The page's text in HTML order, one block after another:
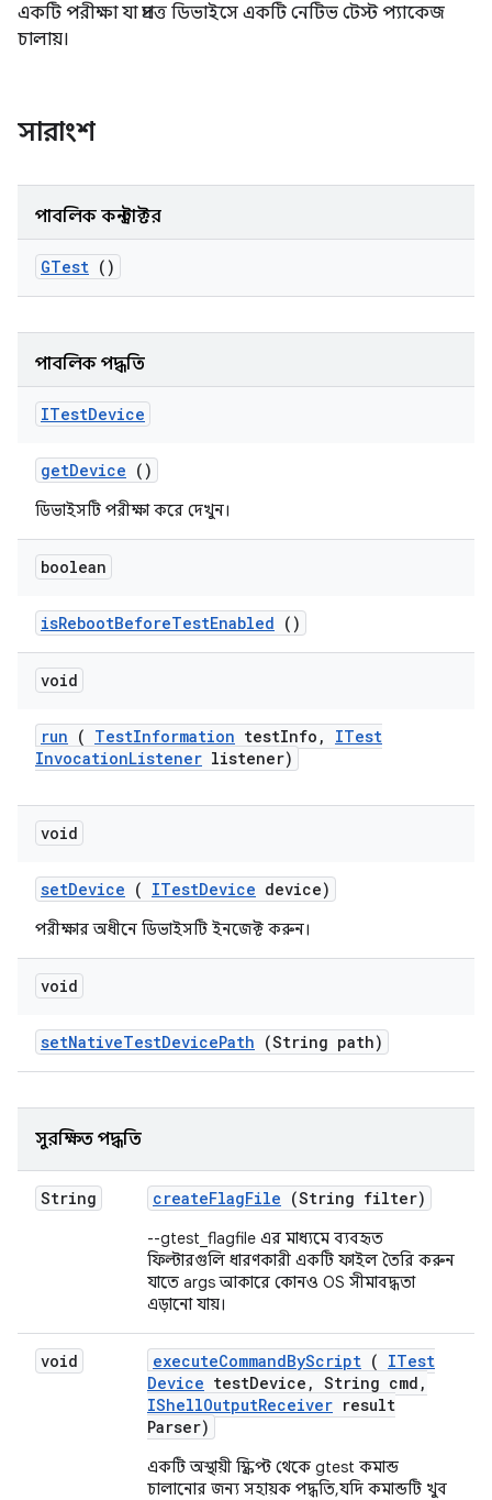
একটি পরীক্ষা যা প্রদত্ত ডিভাইসে একটি নেটিভ টেস্ট প্যাকেজ
চালায়।
সারাংশ
পাবলিক কনস্ট্রাক্টর
GTest ()
পাবলিক পদ্ধতি
ITestDevice
getDevice ()
ডিভাইসটি পরীক্ষা করে দেখুন।
boolean
isRebootBeforeTestEnabled ()
void
run ( TestInformation testInfo ,
ITest
InvocationListener listener)
void
setDevice ( ITestDevice device)
পরীক্ষার অধীনে ডিভাইসটি ইনজেক্ট করুন।
void
setNativeTestDevicePath (String path)
সুরক্ষিত পদ্ধতি
String createFlagFile (String filter)
--gtest_flagfile এর মাধ্যমে ব্যবহৃত
ফিল্টারগুলি ধারণকারী একটি ফাইল তৈরি করুন
যাতে args আকারে কোনও OS সীমাবদ্ধতা
এড়ানো যায়।
void executeCommandByScript ( ITest
Device testDevice , String cmd ,
IShellOutputReceiver result
Parser)
একটি অস্থায়ী স্ক্রিপ্ট থেকে gtest কমান্ড
চালানোর জন্য সহায়ক পদ্ধতি, যদি কমান্ডটি খুব